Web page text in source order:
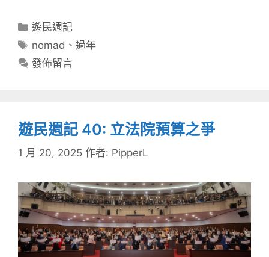
分
類
遊民週記
標
籤
nomad 、過年
發佈留言
遊民週記 40: 立法院預算之爭
1 月 20, 2025 作者: PipperL